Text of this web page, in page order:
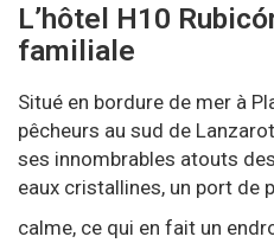
L’hôtel H10
familiale
Situé en bordure de mer à
pêcheurs au sud de
ses innombrables atouts
eaux cristallines, un port de
calme, ce qui en fait un